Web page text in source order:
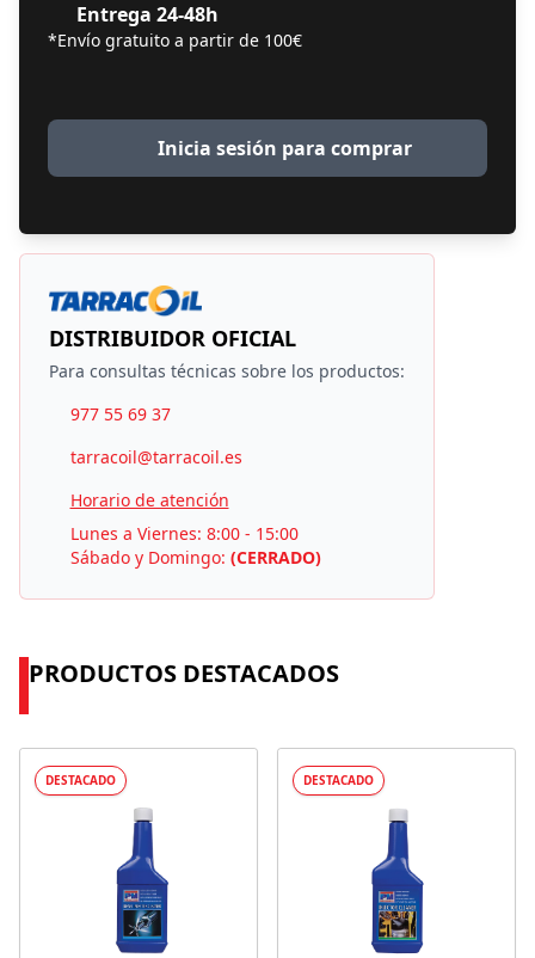
Entrega 24-48h
*Envío gratuito a partir de 100€
Inicia sesión para comprar
DISTRIBUIDOR OFICIAL
Para consultas técnicas sobre los productos:
977 55 69 37
tarracoil@tarracoil.es
Horario de atención
Lunes a Viernes: 8:00 - 15:00
Sábado y Domingo: (CERRADO)
PRODUCTOS DESTACADOS
DESTACADO DESTACADO